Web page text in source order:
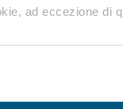
ad eccezione di